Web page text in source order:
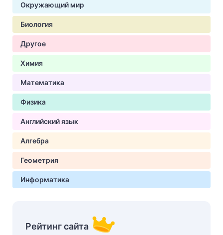
Окружающий мир
Биология
Другое
Химия
Математика
Физика
Английский язык
Алгебра
Геометрия
Информатика
Рейтинг сайта